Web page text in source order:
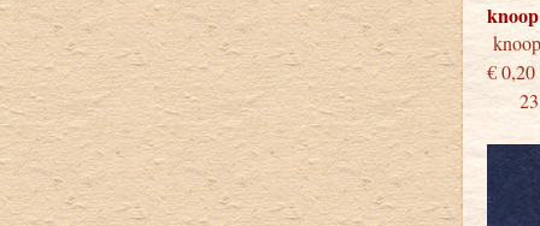
23